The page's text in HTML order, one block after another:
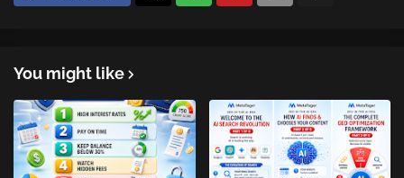
You might like